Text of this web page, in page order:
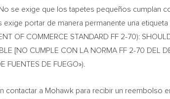
se exige que los tapetes pequeños cumplan
exige portar de manera permanente una
OF COMMERCE STANDARD FF 2-70):
[NO CUMPLE CON LA NORMA FF 2-70 DEL
FUENTES DE FUEGO»).
contactar a Mohawk para recibir un reembolso